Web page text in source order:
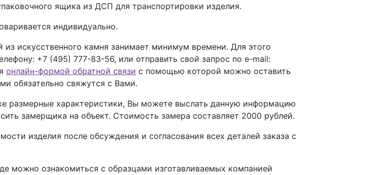
ящика из ДСП для транспортировки изделия.
индивидуально.
искусственного камня занимает минимум времени. Для этого
+7 (495) 777-83-56, или отправить свой запрос по e-mail:
онлайн-формой обратной связи с помощью которой можно оставить
обязательно свяжутся с Вами.
размерные характеристики, Вы можете выслать данную информацию
замерщика на объект. Стоимость замера составляет 2000 рублей.
изделия после обсуждения и согласования всех деталей заказа с
можно ознакомиться с образцами изготавливаемых компанией